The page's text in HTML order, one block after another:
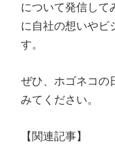
について発信して
に自社の想いやビ
す。
ぜひ、ホゴネコの
みてください。
【関連記事】